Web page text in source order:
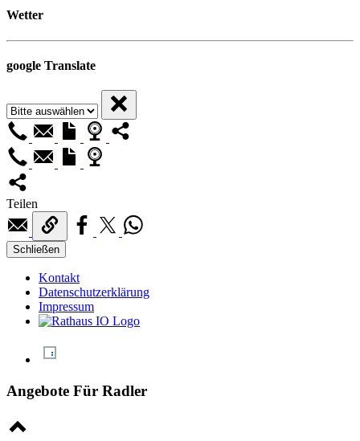
Wetter
google Translate
Teilen
Schließen
Kontakt
Datenschutzerklärung
Impressum
Angebote Für Radler